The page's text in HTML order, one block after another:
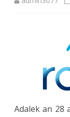
Adalek an 28